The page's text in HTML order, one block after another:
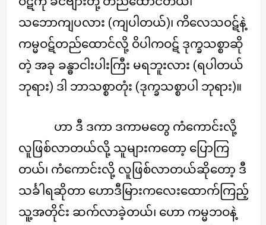
သဘောကျပလား (ကျပါတယ်)၊ ကိလေသဝဋ်နဲ့
ကမ္မဝဋ်တည်ထောင်လို့ ဝိပါကဝဋ် ဒုက္ခသစ္စာဆို
တဲ့ အခု ခန္ဓာငါးပါးကြီး မရဘူးလား (ရပါတယ်
ဘုရား) ဒါ ဘာသစ္စာတုံး (ဒုက္ခသစ္စာပါ ဘုရား)။
ဟာ ဒီ ဒကာ ဒကာမတွေ ကံကောင်းလို့
လူဖြစ်လာတယ်လို့ သူများကတော့ ပြောကြ
တယ်၊ ကံကောင်းလို့ လူဖြစ်လာတယ်ဆိုတော့ ဒီ
သင်္ခါရဆိုတာ ဟောဒီမြားကလေးထောက်ကြည့်
သူ့အတိုင်း ဆက်လာခဲ့တယ်၊ ဟော ကမ္မဘဝနဲ့